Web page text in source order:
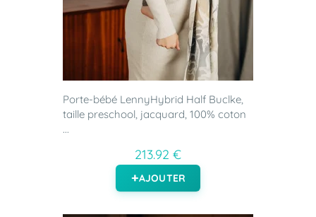
Porte-bébé LennyHybrid Half Buclke,
taille preschool, jacquard, 100% coton
...
213.92 €
AJOUTER